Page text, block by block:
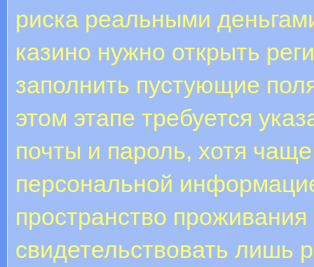
риска реальными
казино нужно открыть
заполнить пустующие
этом этапе требуется
почты и пароль, хотя
персональной
пространство
свидетельствовать лишь